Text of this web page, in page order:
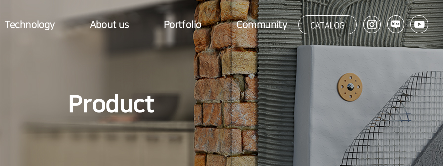
Technology About us Portfolio Community CATALOG
Product